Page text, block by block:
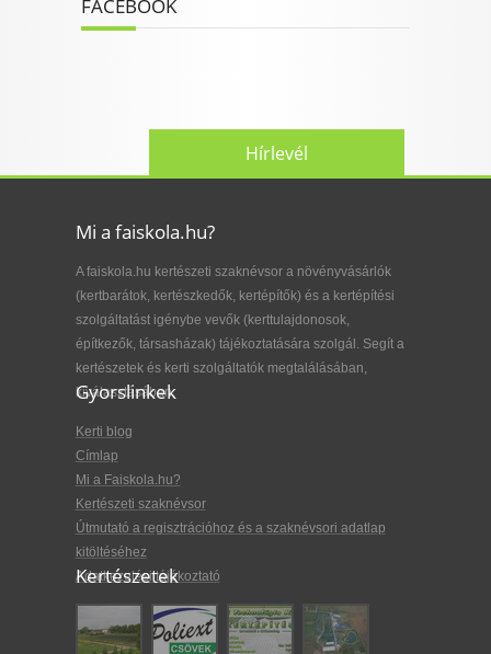
FACEBOOK
Hírlevél
Mi a faiskola.hu?
A faiskola.hu kertészeti szaknévsor a növényvásárlók
(kertbarátok, kertészkedők, kertépítők) és a kertépítési
szolgáltatást igénybe vevők (kerttulajdonosok,
építkezők, társasházak) tájékoztatására szolgál. Segít a
kertészetek és kerti szolgáltatók megtalálásában,
kiválasztásában.
Gyorslinkek
Kerti blog
Címlap
Mi a Faiskola.hu?
Kertészeti szaknévsor
Útmutató a regisztrációhoz és a szaknévsori adatlap
kitöltéséhez
Adatkezelési tájékoztató
Kertészetek